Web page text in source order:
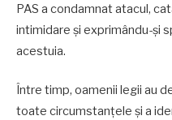
PAS a condamnat atacul,
intimidare și exprimându-și
acestuia.
Între timp, oamenii legii au
toate circumstanțele și a